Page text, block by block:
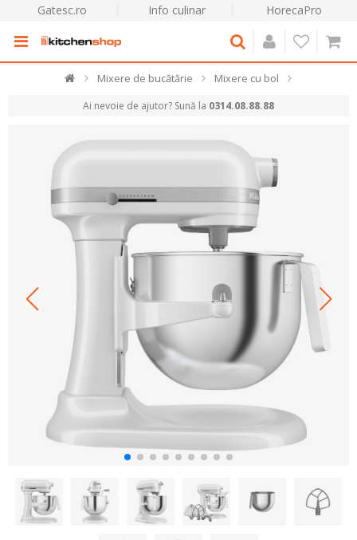
Gatesc.ro Info culinar HorecaPro
Mixere de bucătărie Mixere cu bol
Ai nevoie de ajutor? Sună la 0314.08.88.88